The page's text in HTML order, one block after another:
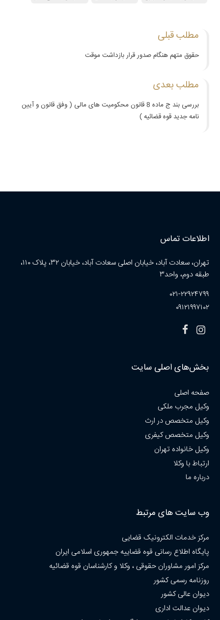
مطلب قبلی
حقوق متهم هنگام صدور قرار بازداشت موقت
مطلب بعدی
بررسی بند ج ماده 8 قانون محکومیت های مالی ( وفق قانون و آیین
نامه جدید قوه قضائیه )
اطلاعات تماس
تهران، سعادت آباد، خیابان اصلی سعادت آباد، خیابان ۳۲، پلاک ۱۱۰،
طبقه دوم، واحد۳
۰۲۱-۲۲۹۲۴۷۹۹
۰۹۱۲۱۹۹۷۱۰۲
بخش‌های اصلی سایت
صفحه اصلی
وکیل مجرب ملکی
وکیل متخصص در ارث
وکیل متخصص کیفری
وکیل خانواده تهران
ارتباط با وکلا
درباره ما
وب سایت های مرتبط
مرکز خدمات الکترونیک قضایی
پایگاه اطلاع رسانی قوه قضاییه جمهوری اسلامی ایران
مرکز امور مشاوران حقوقی ، وکلا و کارشناسان قوه قضائیه
روزنامه رسمی کشور
دیوان عالی کشور
دیوان عدالت اداری